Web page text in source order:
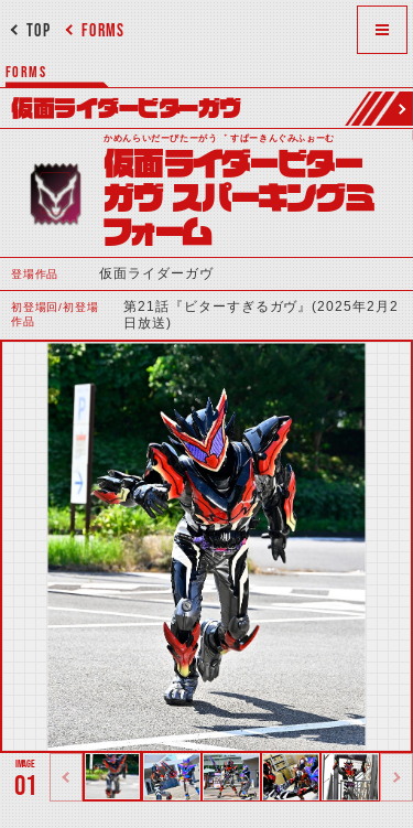
FORMS
TOP
FORMS
仮面ライダービターガヴ
かめんらいだーびたーがう゛ すぱーきんぐみふぉーむ
仮面ライダービター
ガヴ スパーキングミ
フォーム
登場作品 仮面ライダーガヴ
初登場回/初登場
作品
第21話『ビターすぎるガヴ』(2025年2月2
日放送)
01